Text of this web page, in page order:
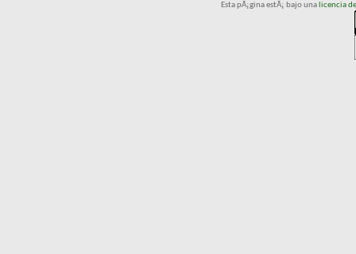
Esta pÃ¡gina estÃ¡ bajo una licencia